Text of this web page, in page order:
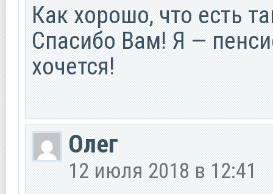
Как хорошо, что есть
Спасибо Вам! Я —
хочется!
Олег
12 июля 2018 в 12:41